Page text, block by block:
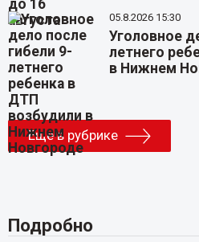
05.8.2026 15:30
Уголовное
летнего
в Нижнем
Еще в рубрике
Подробно